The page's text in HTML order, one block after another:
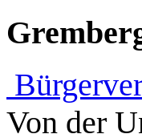
Von der